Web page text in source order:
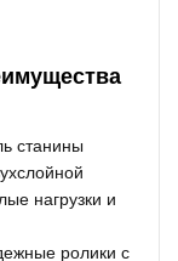
станины
нагрузки и
ролики с